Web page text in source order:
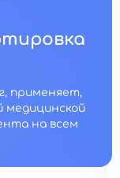
применяет,
медицинской
на всем